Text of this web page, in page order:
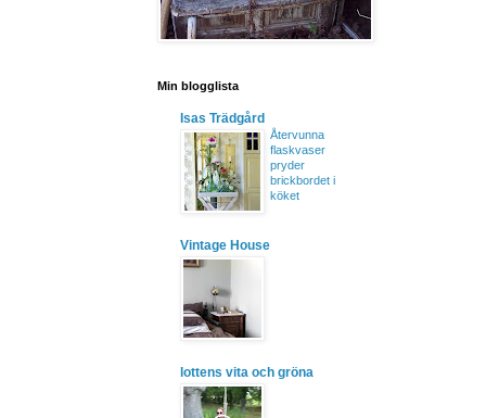
Min blogglista
Isas Trädgård
Återvunna
flaskvaser
pryder
brickbordet i
köket
Vintage House
lottens vita och gröna